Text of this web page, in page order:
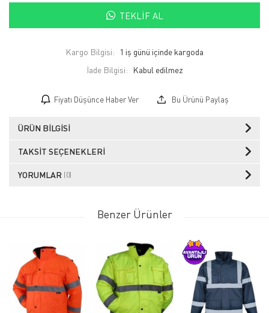
TEKLIF AL
Kargo Bilgisi:
1 iş günü içinde kargoda
İade Bilgisi:
Fiyatı Düşünce Haber Ver Bu Ürünü Paylaş
ÜRÜN BILGISI
TAKSIT SEÇENEKLERI
YORUMLAR (0)
Benzer Ürünler